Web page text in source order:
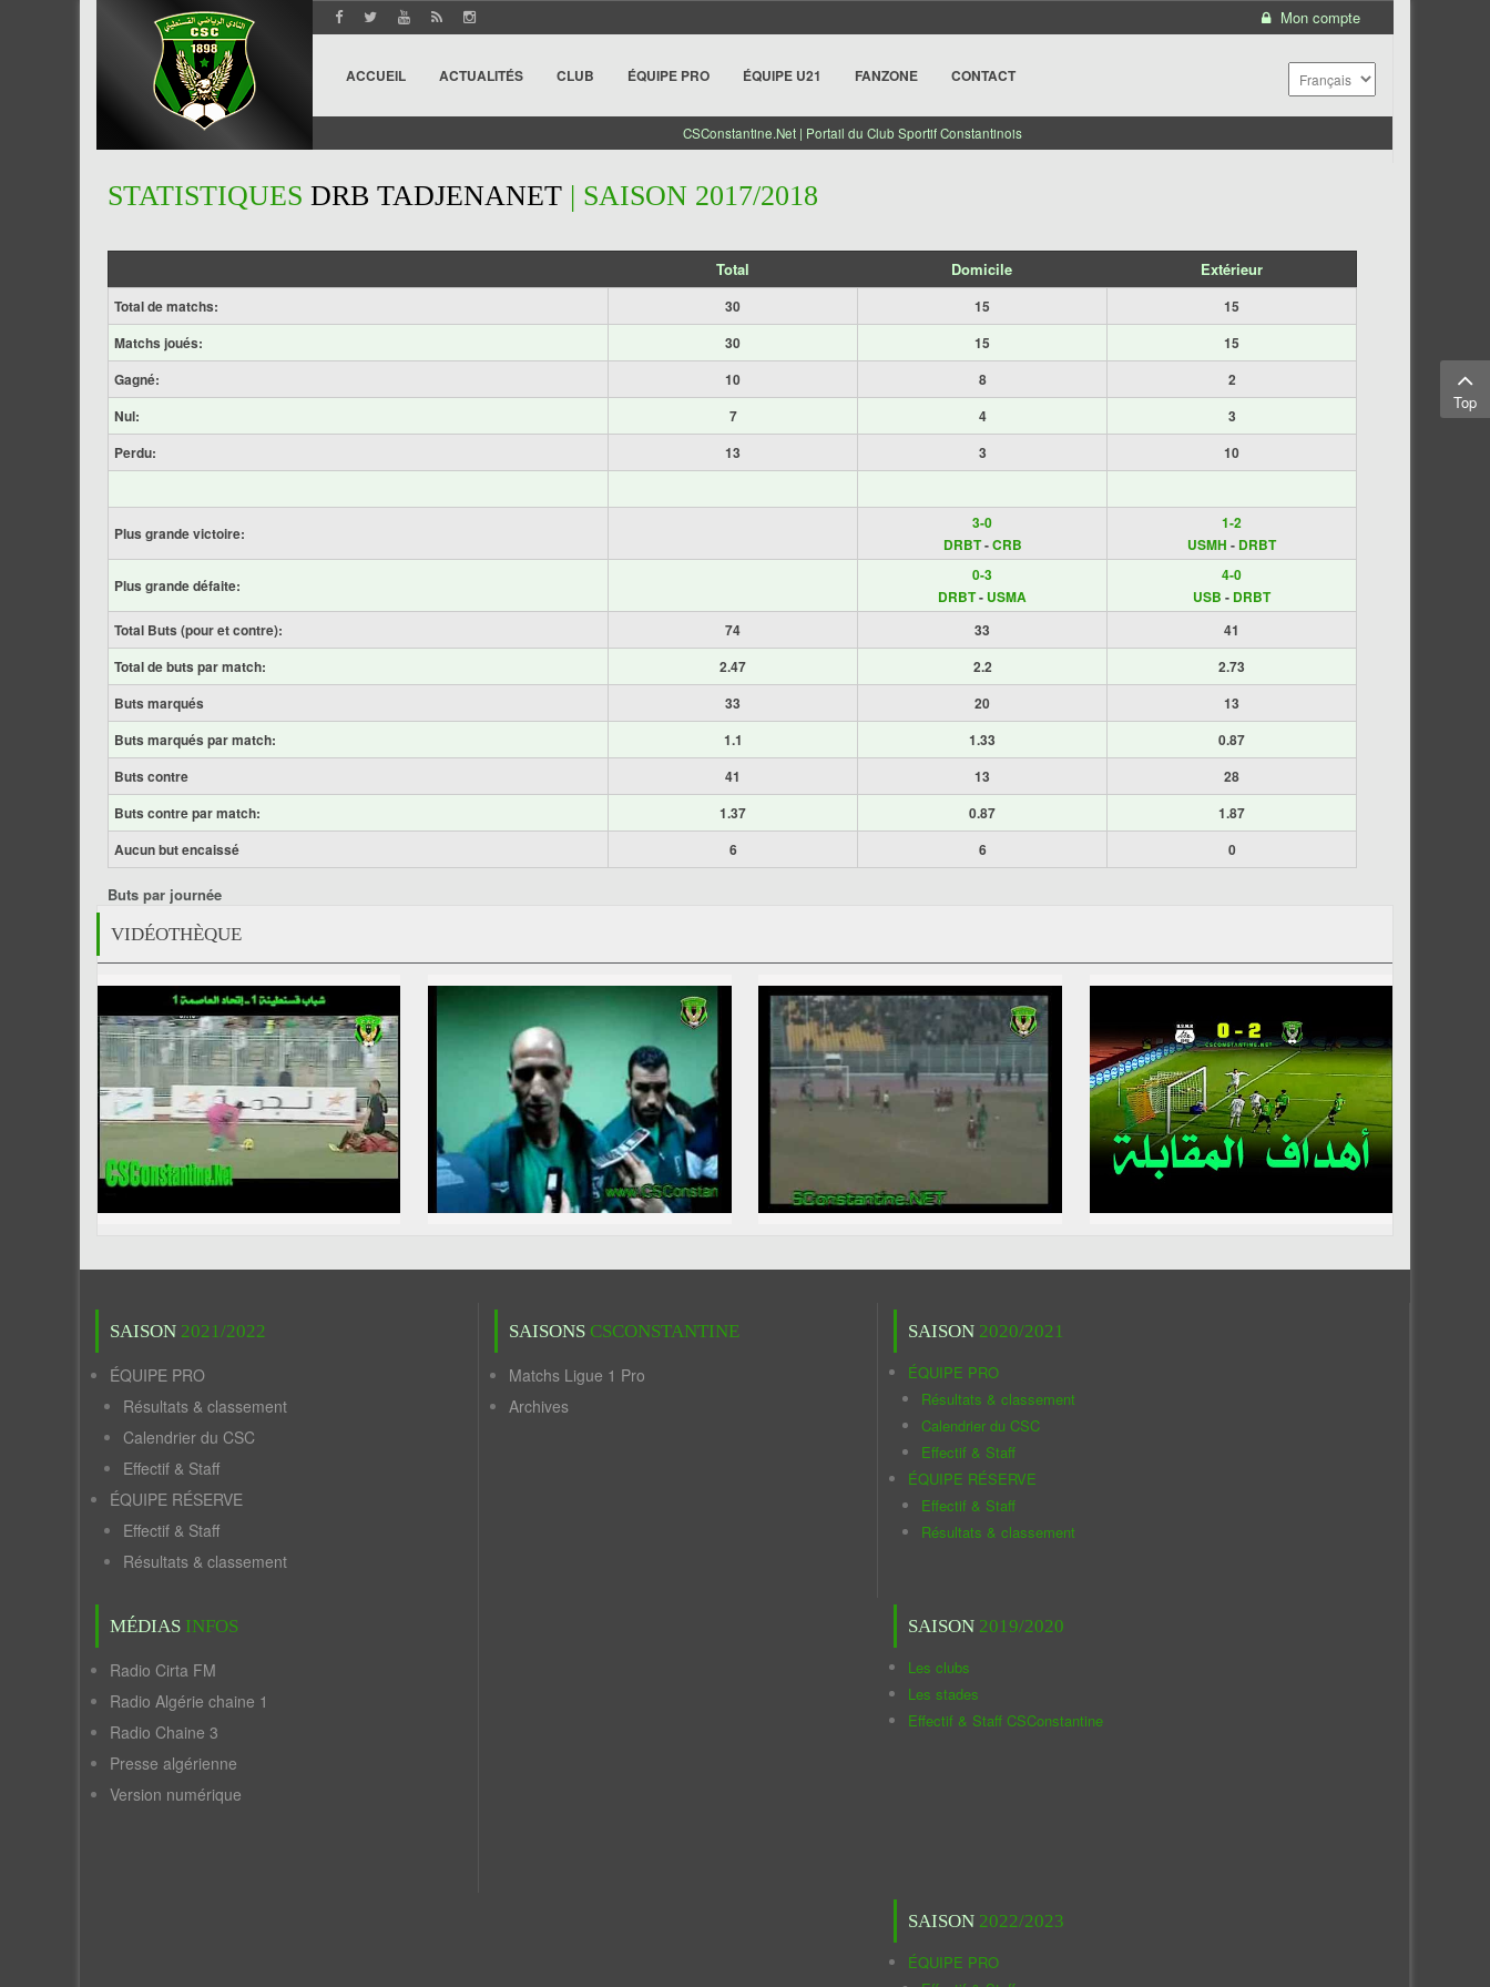
Mon compte
ACCUEIL ACTUALITÉS CLUB ÉQUIPE PRO ÉQUIPE U21 FANZONE CONTACT
CSConstantine.Net | Portail du Club Sportif Constantinois
STATISTIQUES DRB TADJENANET | SAISON 2017/2018
Total Domicile Extérieur
Total de matchs: 30 15
15
Matchs joués:
30 15
15
Gagné:
10 8
2
Nul:
7 4
3
Perdu:
13 3 10
Plus grande victoire:
3-0
DRBT-CRB
1-2
USMH - DRBT
Plus grande défaite:
0-3
DRBT- USMA
4-0
USB - DRBT
Total Buts (pour et contre):
74 33
41
Total de buts par match:
2.47 2.2
2.73
Buts marqués
33 20
13
Buts marqués par match:
1.1 1.33
0.87
Buts contre
41 13
28
Buts contre par match:
1.37 0.87
1.87
Aucun but encaissé
6 6 0
Buts par journée
VIDÉOTHÈQUE
SAISON 2021/2022
ÉQUIPE PRO
Résultats & classement
Calendrier du CSC
Effectif & Staff
ÉQUIPE RÉSERVE
Effectif & Staff
Résultats & classement
MÉDIAS INFOS
Radio Cirta FM
Radio Algérie chaine 1
Radio Chaine 3
Presse algérienne
Version numérique
SAISONS CSCONSTANTINE
Matchs Ligue 1 Pro
Archives
SAISON 2020/2021
ÉQUIPE PRO
Résultats & classement
Calendrier du CSC
Effectif & Staff
ÉQUIPE RÉSERVE
Effectif & Staff
Résultats & classement
SAISON 2019/2020
Les clubs
Les stades
Effectif & Staff CSConstantine
SAISON 2022/2023
ÉQUIPE PRO
Top